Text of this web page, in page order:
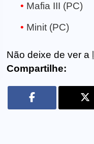
Mafia III (PC)
Minit (PC)
Não deixe de ver a
Compartilhe: